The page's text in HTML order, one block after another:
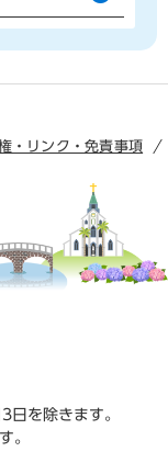
・リンク・免責事項
を除きます。
。